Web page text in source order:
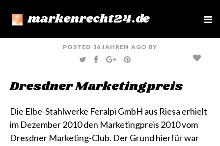
markenrecht24.de
e
POSTED 16 JAHREN AGO BY
T
W
T
E
F
A
O
G
O
L
E
P
I
E
R
Dresdner Marketingpreis
Die Elbe-Stahlwerke Feralpi GmbH aus Riesa erhielt
im Dezember 2010 den Marketingpreis 2010vom
Dresdner Marketing-Club. Der Grund hierfür war